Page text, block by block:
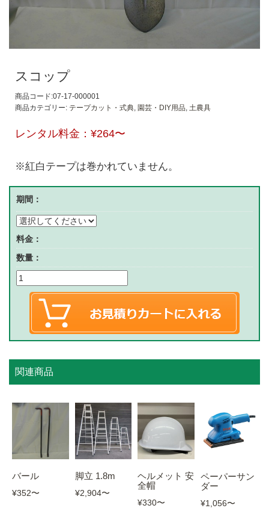
スコップ
商品コード:07-17-000001
商品カテゴリー: テープカット・式典, 園芸・DIY用品, 土農具
レンタル料金： ¥264〜
※紅白テープは巻かれていません。
期間：
料金：
数量：
関連商品
バール
¥352〜
脚立 1.8m
¥2,904〜
ヘルメット 安
全帽
¥330〜
ペーパーサン
ダー
¥1,056〜